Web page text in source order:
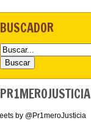
BUSCADOR
by @Pr1meroJusticia